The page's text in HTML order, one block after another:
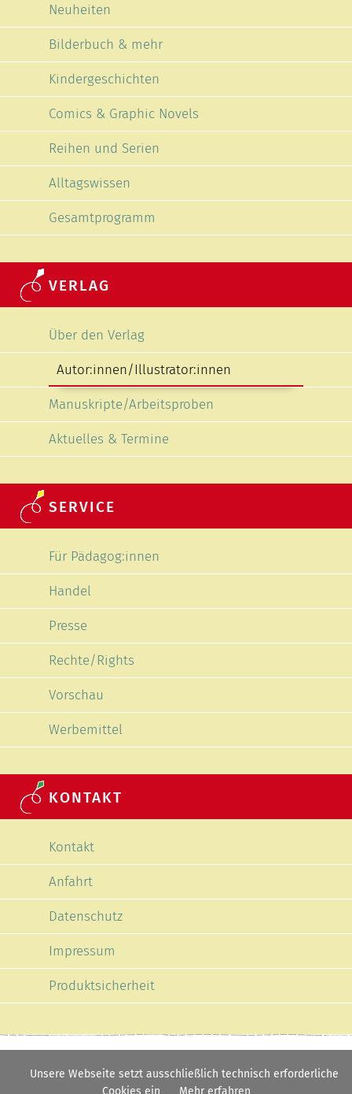
Neuheiten
Bilderbuch & mehr
Kindergeschichten
Comics & Graphic Novels
Reihen und Serien
Alltagswissen
Gesamtprogramm
VERLAG
Navigation überspringen
Über den Verlag
Autor:innen/Illustrator:innen
Manuskripte/Arbeitsproben
Aktuelles & Termine
SERVICE
Navigation überspringen
Für Pädagog:innen
Handel
Presse
Rechte/Rights
Vorschau
Werbemittel
KONTAKT
Navigation überspringen
Kontakt
Anfahrt
Datenschutz
Impressum
Produktsicherheit
Unsere Webseite setzt ausschließlich technisch erforderliche